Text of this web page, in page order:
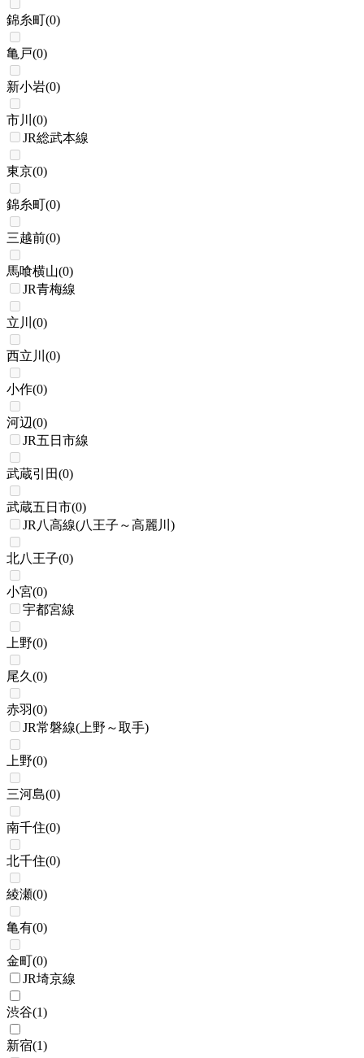
錦糸町(0)
亀戸(0)
新小岩(0)
市川 (0)
JR総武本線
東京(0)
錦糸町(0)
三越前(0)
馬喰横山(0)
JR青梅線
立川 (0)
西立川 (0)
小作(0)
河辺(0)
JR五日市線
武蔵引田(0)
武蔵五日市(0)
JR八高線(八王子～高麗川)
北八王子(0)
小宮(0)
宇都宮線
上野(0)
尾久 (0)
赤羽(0)
JR常磐線(上野～取手)
上野(0)
三河島(0)
南千住(0)
北千住(0)
綾瀬(0)
亀有(0)
金町(0)
JR埼京線
渋谷(1)
新宿(1)